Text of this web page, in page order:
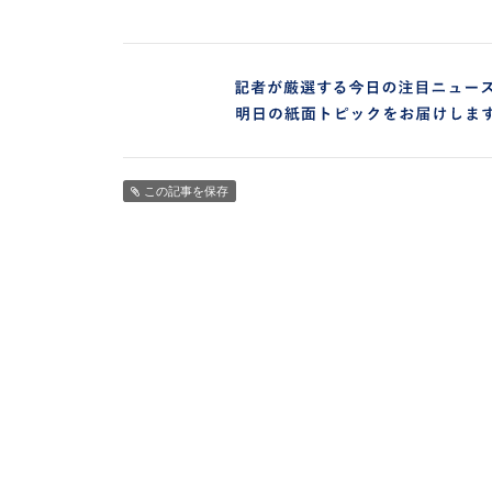
この記事を保存